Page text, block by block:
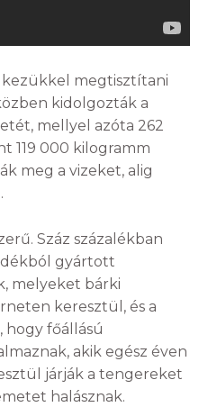
megtisztítani
kidolgozták a
mellyel azóta 262
119 000 kilogramm
meg a vizeket, alig
Száz százalékban
gyártott
melyeket bárki
keresztül, és a
főállású
akik egész éven
járják a tengereket
halásznak.